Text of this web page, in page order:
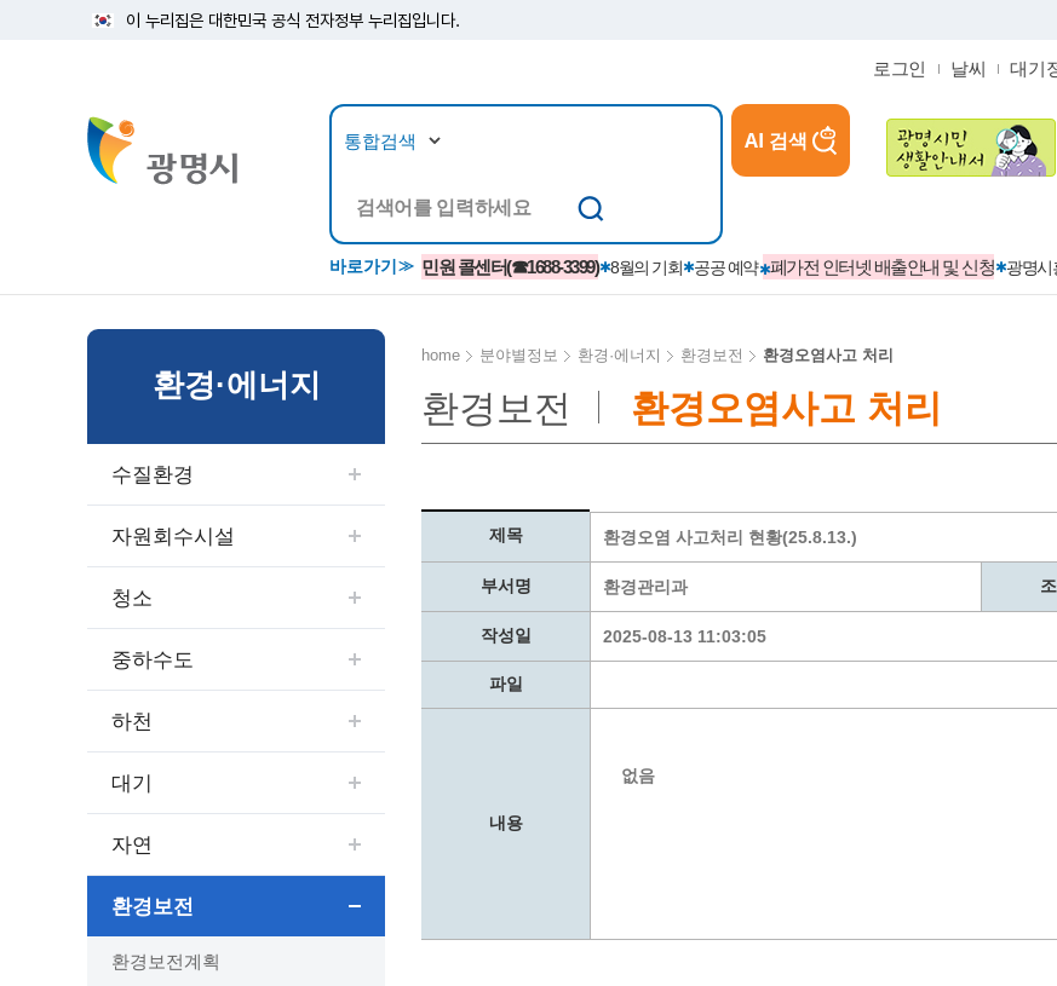
이 누리집은 대한민국 공식 전자정부 누리집입니다.
로그인 날씨 대기
AI 검색
바로가기 민원 콜센터(☎1688-3399) 8월의 기회 공공 예약 폐가전 인터넷 배출안내 및 신청 광명시
뉴스/정보공개
고시/공고/입법예고
행사ㆍ축제
보도자료
보도자료(2021.4월이전)
소식지/카카오톡플러스친구
반상회보
시정자료실
법무행정
위반업소공개
위원회 자료공개
사전정보공표
행정정보공개안내
행정정보공개목록
조직정보공개
업무추진비(부서장)
광명의 상징물
민원/참여
종합민원실 안내도
종합민원상담센터
민원상담전화
어디서나 민원
민원 제증명 수수료 면제사항
행정처리기준편람
행정정보공동이용
대법원인터넷등기소
110화상수화통역서비스
행정서비스헌장
절차
민원조정제도
사전심사청구제
민원1회 방문 처리제
사회취약계층 전용상담창구
폐업신고 간소화서비스
설치현황
발급 받을 수 있는 증명
지역경제활성화/교육/일자리
교육정보
평생학습원
(재)경기도민회장학회 장학
교복지원금 신청
광명일자리센터
취업지원 프로그램 운영 현황
지역맞춤형 일자리 창출 지원사업
노동조합
단원소개
예술/공연단체
영화상영관 현황
출판사 및 인쇄소 현황
박물관/미술관 현황
문화유통업 현황
문화관광 해설사
국가유산관
역사관
환경·에너지
수질환경
자원회수시설
청소
중하수도
하천
대기
자연
환경보전
환경보전계획
home 분야별정보 환경·에너지 환경보전 환경오염사고 처리
환경보전 환경오염사고 처리
제목 환경오염 사고처리 현황(25.8.13.)
부서명 환경관리과
작성일 2025-08-13 11:03:05
파일
내용
없음